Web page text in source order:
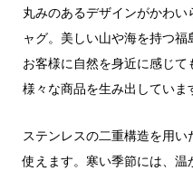
丸みのあるデザインがかわ
ャグ。美しい山や海を持つ
お客様に自然を身近に感じて
様々な商品を生み出していま
ステンレスの二重構造を用
使えます。寒い季節には、